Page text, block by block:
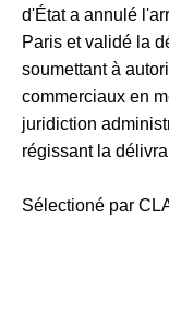
d'État a annulé
Paris et validé la
soumettant à
commerciaux en
juridiction
régissant la
Sélectioné par